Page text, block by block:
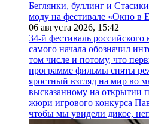
Беглянки, буллинг и
моду на фестивале «Окно в
06 августа 2026, 15:42
34-й фестиваль
самого начала обозначил
том числе и потому, что
программе фильмы сняты
яростный взгляд на мир во
высказанному на открытии
жюри игрового конкурса
чтобы мы увидели дикое,